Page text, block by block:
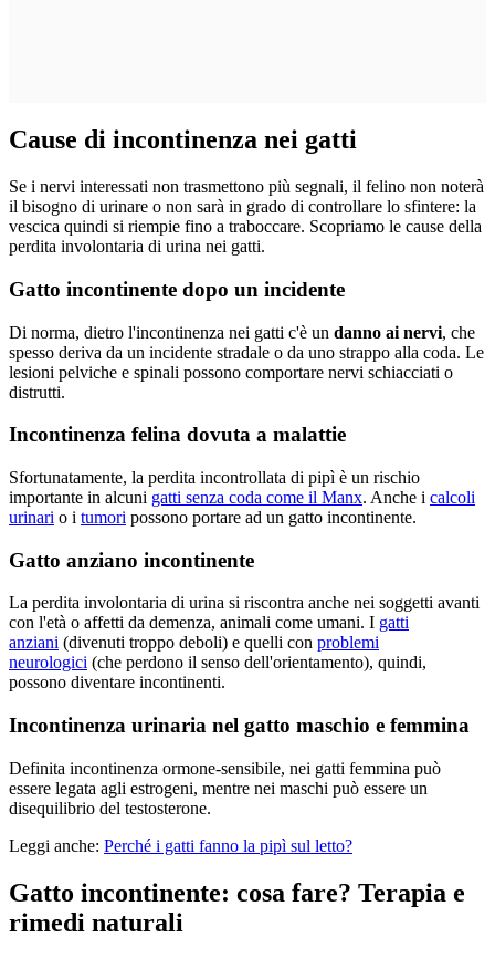
Cause di incontinenza nei gatti
Se i nervi interessati non trasmettono più segnali, il felino non noterà
il bisogno di urinare o non sarà in grado di controllare lo sfintere: la
vescica quindi si riempie fino a traboccare. Scopriamo le cause della
perdita involontaria di urina nei gatti.
Gatto incontinente dopo un incidente
Di norma, dietro l'incontinenza nei gatti c'è un danno ai nervi, che
spesso deriva da un incidente stradale o da uno strappo alla coda. Le
lesioni pelviche e spinali possono comportare nervi schiacciati o
distrutti.
Incontinenza felina dovuta a malattie
Sfortunatamente, la perdita incontrollata di pipì è un rischio
importante in alcuni gatti senza coda come il Manx. Anche i calcoli
urinari o i tumori possono portare ad un gatto incontinente.
Gatto anziano incontinente
La perdita involontaria di urina si riscontra anche nei soggetti avanti
con l'età o affetti da demenza, animali come umani. I gatti
anziani (divenuti troppo deboli) e quelli con problemi
neurologici (che perdono il senso dell'orientamento), quindi,
possono diventare incontinenti.
Incontinenza urinaria nel gatto maschio e femmina
Definita incontinenza ormone-sensibile, nei gatti femmina può
essere legata agli estrogeni, mentre nei maschi può essere un
disequilibrio del testosterone.
Leggi anche: Perché i gatti fanno la pipì sul letto?
Gatto incontinente: cosa fare? Terapia e
rimedi naturali